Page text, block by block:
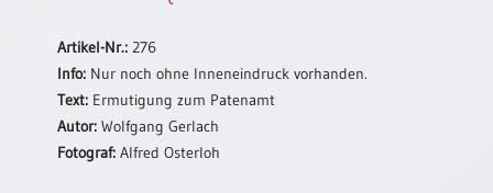
Sortimente
Hefte
Artikel-Nr.: 276
Info: Nur noch ohne Inneneindruck vorhanden.
Text: Ermutigung zum Patenamt
Autor: Wolfgang Gerlach
Fotograf: Alfred Osterloh